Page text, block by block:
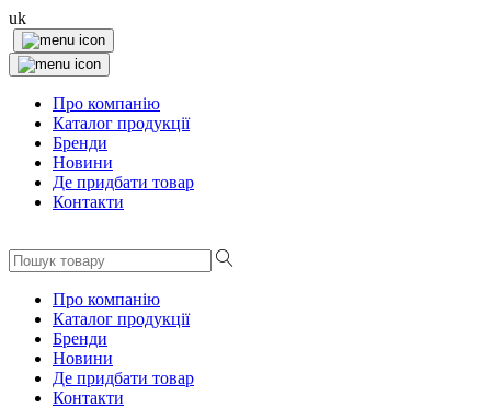
uk
Про компанію
Каталог продукції
Бренди
Новини
Де придбати товар
Контакти
Про компанію
Каталог продукції
Бренди
Новини
Де придбати товар
Контакти